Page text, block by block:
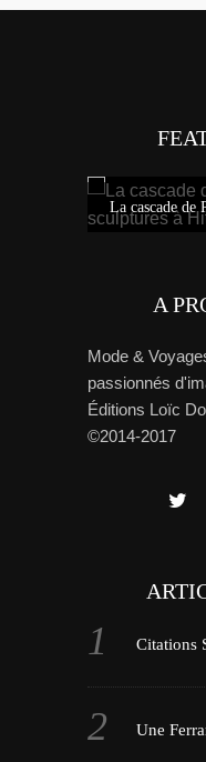
A
Mode &
passionnés
Éditions Loïc
©2014-2017
Citations
Une